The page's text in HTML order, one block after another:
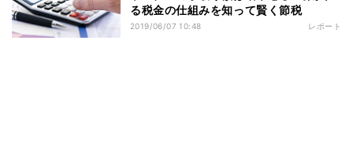
る税金の仕組みを知って賢く節税
2019/06/07 10:48 レポート